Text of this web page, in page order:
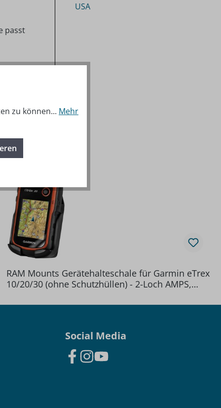
passt
USA
RAM Mounts Gerätehalteschale für Garmin eTrex
10/20/30 (ohne Schutzhüllen) - 2-Loch AMPS,
Social Media
zu können... Mehr